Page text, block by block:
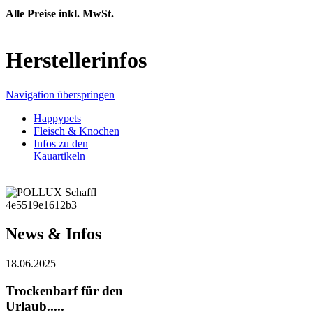
Alle Preise inkl. MwSt.
Herstellerinfos
Navigation überspringen
Happypets
Fleisch & Knochen
Infos zu den
Kauartikeln
News & Infos
18.06.2025
Trockenbarf für den
Urlaub.....